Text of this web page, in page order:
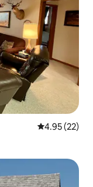
Calificación
4.95 (22)